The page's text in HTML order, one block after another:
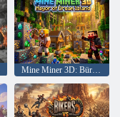
Mine Miner 3D: Bürgermeister von Dream Island